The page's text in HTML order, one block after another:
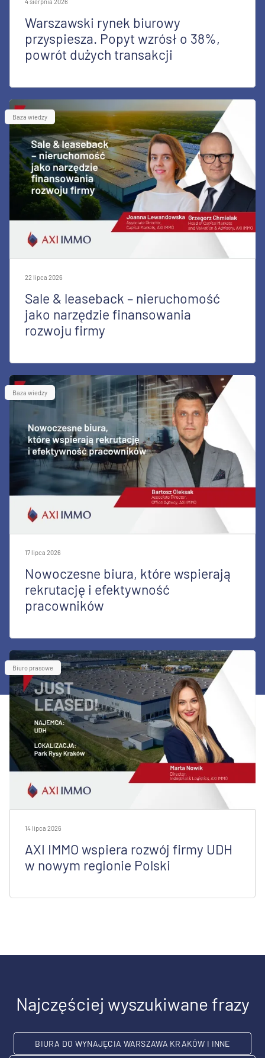
Warszawski rynek biurowy
przyspiesza. Popyt wzrósł o 38%,
powrót dużych transakcji
Baza wiedzy
22 lipca 2026
Sale & leaseback – nieruchomość
jako narzędzie finansowania
rozwoju firmy
Baza wiedzy
17 lipca 2026
Nowoczesne biura, które wspierają
rekrutację i efektywność
pracowników
Biuro prasowe
14 lipca 2026
AXI IMMO wspiera rozwój firmy UDH
w nowym regionie Polski
Najczęściej wyszukiwane frazy
BIURA DO WYNAJĘCIA WARSZAWA KRAKÓW I INNE